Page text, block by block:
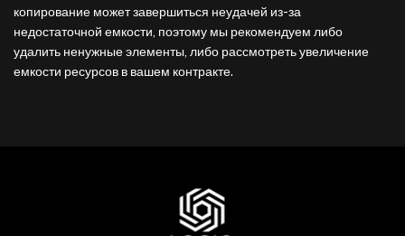
копирование может завершиться неудачей из-за
недостаточной емкости, поэтому мы рекомендуем либо
удалить ненужные элементы, либо рассмотреть увеличение
емкости ресурсов в вашем контракте.